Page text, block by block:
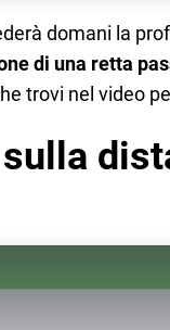
domani la
di una retta
trovi nel video